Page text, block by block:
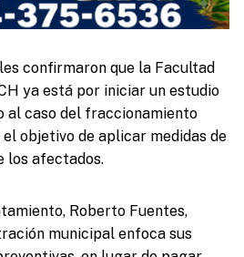
confirmaron que la Facultad
ya está por iniciar un estudio
al caso del fraccionamiento
objetivo de aplicar medidas de
los afectados.
Roberto Fuentes,
municipal enfoca sus